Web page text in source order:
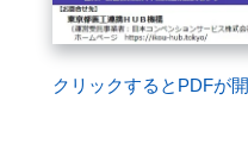
クリックするとPDFが